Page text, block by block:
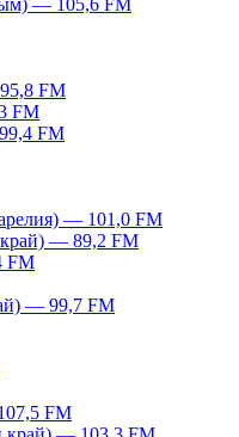
— 105,6 FM
FM
FM
FM
— 101,0 FM
край) — 89,2 FM
FM
— 99,7 FM
FM